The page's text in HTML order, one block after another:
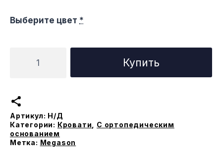
Выберите цвет *
товара
Бриз
ортопедическим
основанием
Купить
Артикул: Н/Д
Категории: Кровати
С ортопедическим
основанием
Метка: Megason